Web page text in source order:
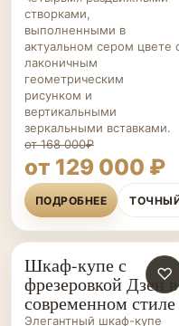
створками,
выполненными в
актуальном сером цвете
лаконичным
геометрическим
рисунком и
вертикальными
зеркальными вставками.
от 168 000₽
от 129 000 ₽
ПОДРОБНЕЕ ТОЧНЫЙ
ШКАФЫ-
КУПЕ НА ЗАКАЗ
♡
Шкаф-купе с
фрезеровкой Дзен в
современном стиле
Элегантный шкаф-купе